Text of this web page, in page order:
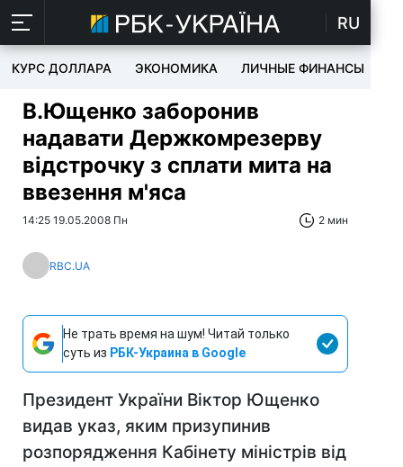
RU
КУРС ДОЛЛАРА ЭКОНОМИКА ЛИЧНЫЕ ФИНАНСЫ
В.Ющенко заборонив
надавати Держкомрезерву
відстрочку з сплати мита на
ввезення м'яса
14:25 19.05.2008 Пн 2 мин
RBC.UA
Не трать время на шум! Читай только
суть из РБК-Украина в Google
Президент України Віктор Ющенко
видав указ, яким призупинив
розпорядження Кабінету міністрів від